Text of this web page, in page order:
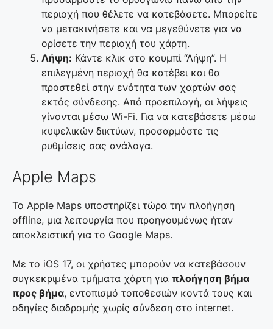
περιοχή που θέλετε να κατεβάσετε. Μπορείτε
να μετακινήσετε και να μεγεθύνετε για να
ορίσετε την περιοχή του χάρτη.
Λήψη: Κάντε κλικ στο κουμπί “Λήψη”. Η
επιλεγμένη περιοχή θα κατέβει και θα
προστεθεί στην ενότητα των χαρτών σας
εκτός σύνδεσης. Από προεπιλογή, οι λήψεις
γίνονται μέσω Wi-Fi. Για να κατεβάσετε μέσω
κυψελικών δικτύων, προσαρμόστε τις
ρυθμίσεις σας ανάλογα.
Apple Maps
Το Apple Maps υποστηρίζει τώρα την πλοήγηση
offline, μια λειτουργία που προηγουμένως ήταν
αποκλειστική για το Google Maps.
Με το iOS 17, οι χρήστες μπορούν να κατεβάσουν
συγκεκριμένα τμήματα χάρτη για πλοήγηση βήμα
προς βήμα, εντοπισμό τοποθεσιών κοντά τους και
οδηγίες διαδρομής χωρίς σύνδεση στο internet.